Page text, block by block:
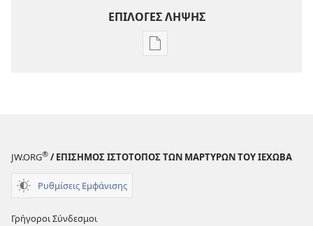
ΕΠΙΛΟΓΕΣ ΛΗΨΗΣ
Επιλογές
JW.ORG® / ΕΠΙΣΗΜΟΣ ΙΣΤΟΤΟΠΟΣ ΤΩΝ ΜΑΡΤΥΡΩΝ ΤΟΥ ΙΕΧΩΒΑ
Ρυθμίσεις Εμφάνισης
Γρήγοροι Σύνδεσμοι